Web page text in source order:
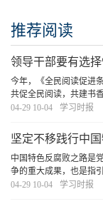
推荐阅读
领导干部要有选
今年，《全民阅读促进
共促全民阅读，共建书
要领导干部率先垂范，
04-29 10-04 学习时报
坚定不移践行中
中国特色反腐败之路是
争的重大成果，也是指
是深化整治腐败的重点
04-29 10-04 学习时报